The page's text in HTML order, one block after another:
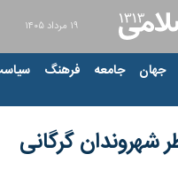
۱۹ مرداد ۱۴۰۵
جهان جامعه فرهنگ
شهروندان گرگانی